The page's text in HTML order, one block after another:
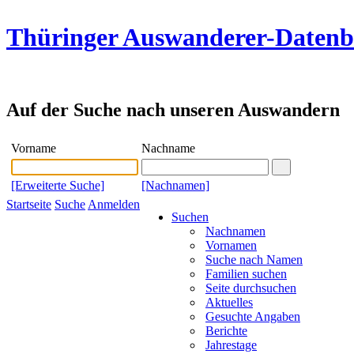
Thüringer Auswanderer-
Auf der Suche nach unseren Auswandern
Vorname Nachname
[Erweiterte Suche]
[Nachnamen]
Startseite Suche Anmelden
Suchen
Nachnamen
Vornamen
Suche nach Namen
Familien suchen
Seite durchsuchen
Aktuelles
Gesuchte Angaben
Berichte
Jahrestage